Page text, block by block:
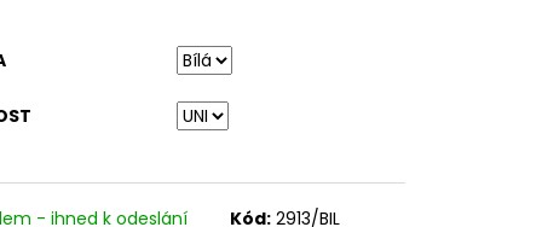
- ihned k odeslání Kód: 2913/BIL